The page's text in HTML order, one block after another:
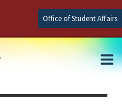
Office of Student Affairs